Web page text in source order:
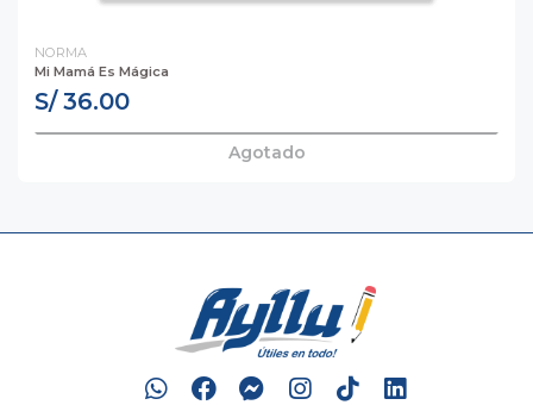
NORMA
Mi Mamá Es Mágica
S/ 36.00
Agotado